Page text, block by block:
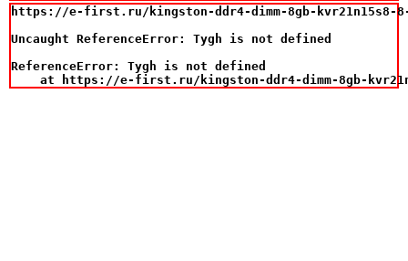
https://e-first.ru/kingston-ddr4-dimm-8gb-kvr21n15s8-8-
Uncaught ReferenceError: Tygh is not defined
ReferenceError: Tygh is not defined
at https://e-first.ru/kingston-ddr4-dimm-8gb-